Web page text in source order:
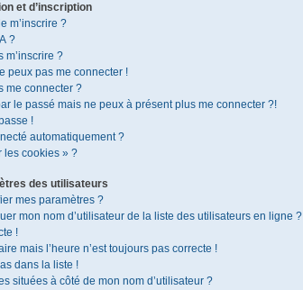
et d’inscription
m’inscrire ?
?
m’inscrire ?
peux pas me connecter !
me connecter ?
le passé mais ne peux à présent plus me connecter ?!
!
automatiquement ?
les cookies » ?
des utilisateurs
mes paramètres ?
mon nom d’utilisateur de la liste des utilisateurs en ligne ?
!
mais l’heure n’est toujours pas correcte !
dans la liste !
situées à côté de mon nom d’utilisateur ?